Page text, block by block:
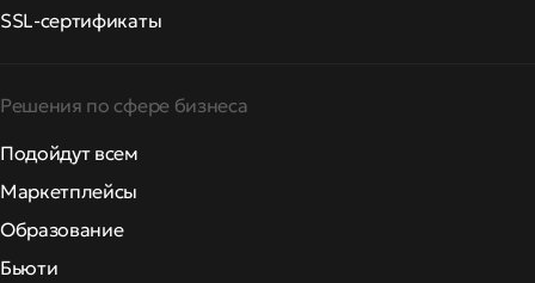
SSL-сертификаты
Решения по сфере бизнеса
Подойдут всем
Маркетплейсы
Образование
Бьюти